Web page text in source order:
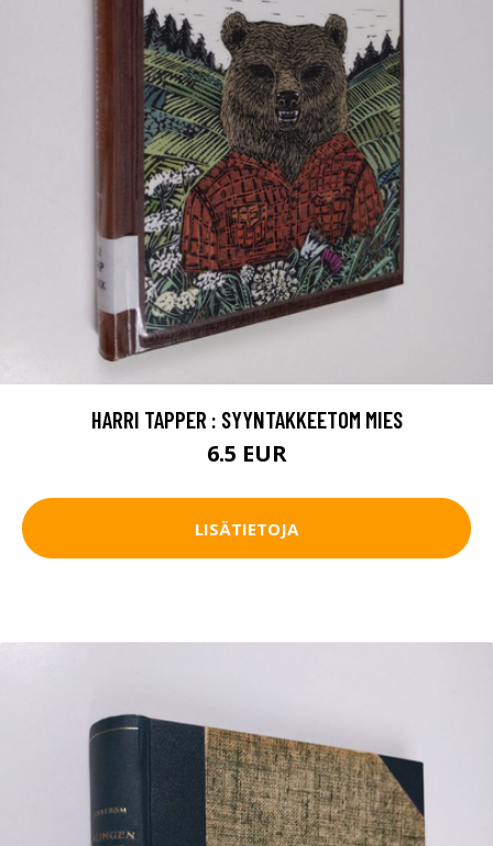
HARRI TAPPER : SYYNTAKKEETOM MIES
6.5 EUR
LISÄTIETOJA